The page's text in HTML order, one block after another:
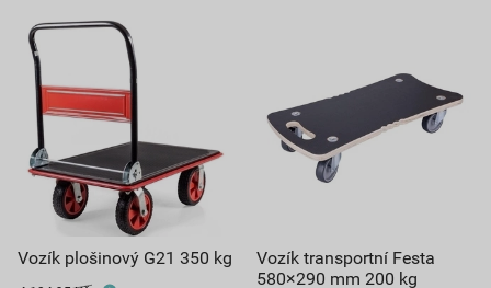
Vozík plošinový G21 350 kg
Vozík transportní Festa
580×290 mm 200 kg